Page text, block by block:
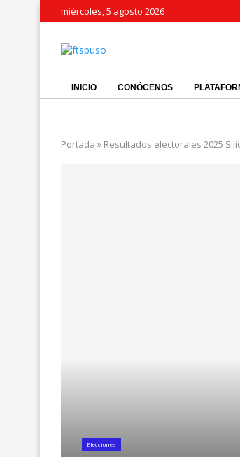
miércoles, 5 agosto 2026
INICIO CONÓCENOS
Portada » Resultados electorales 2025
Elecciones